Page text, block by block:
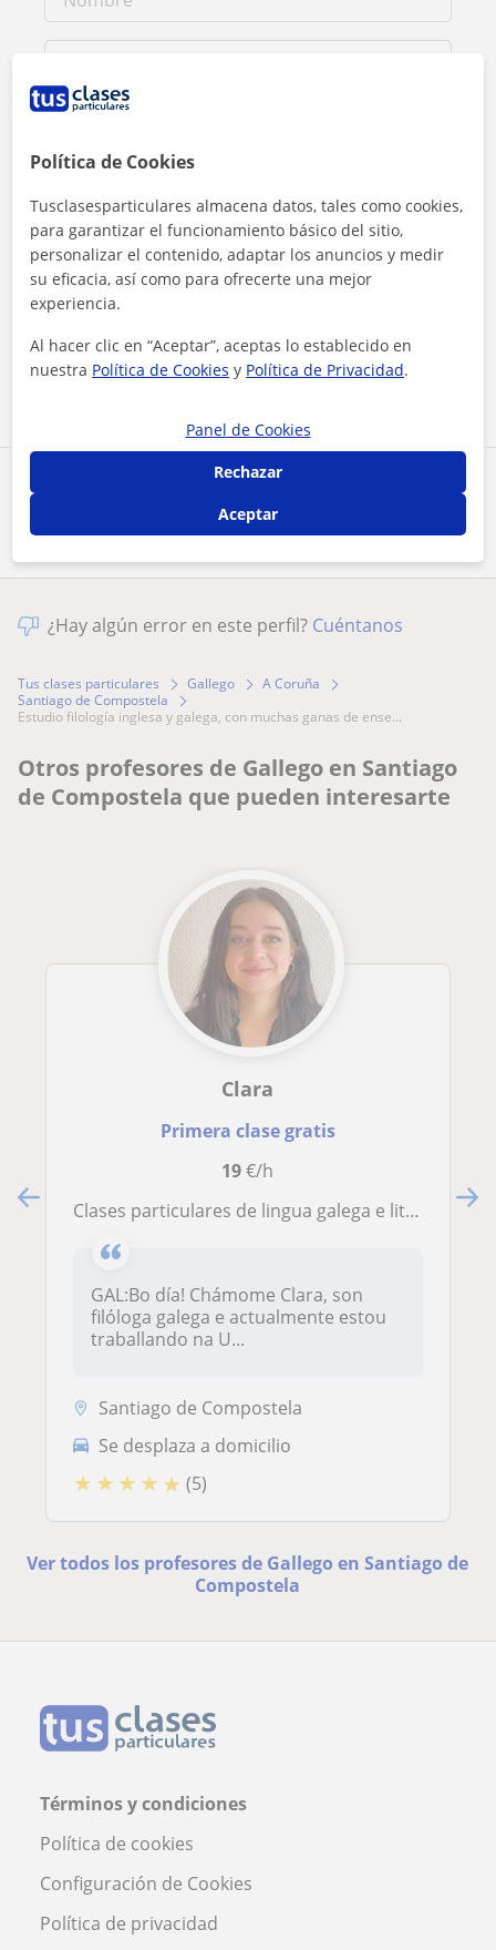
Comparte a este profesor
Al hacer clic, aceptas nuestro
Contactar ahora
¿Hay algún error en este perfil? Cuéntanos
Tus clases particulares Gallego
A Coruña
Santiago de Compostela
estudio filología inglesa y galega, con muchas ganas de ense...
Otros profesores de Gallego en Santiago
de Compostela que pueden interesarte
Clara
Primera clase gratis
19€/h
Clases particulares de lingua galega e literatura (PRIMARIA, E.S.O, CELGA…)
GAL:Bo día! Chámome Clara, son
filóloga galega e actualmente estou
traballando na U...
Santiago de Compostela
Se desplaza a domicilio
★ ★ ★ ★ ★ (5)
Ver todos los profesores de Gallego en Santiago de
Compostela
Términos y condiciones
Política de cookies
Configuración de Cookies
Política de privacidad
Política de Cookies
Tusclasesparticulares almacena datos, tales como cookies,
para garantizar el funcionamiento básico del sitio,
personalizar el contenido, adaptar los anuncios y medir
su eficacia, así como para ofrecerte una mejor
experiencia.
Al hacer clic en “Aceptar”, aceptas lo establecido en
nuestra Política de Cookies y Política de Privacidad.
Panel de Cookies
Rechazar
Aceptar